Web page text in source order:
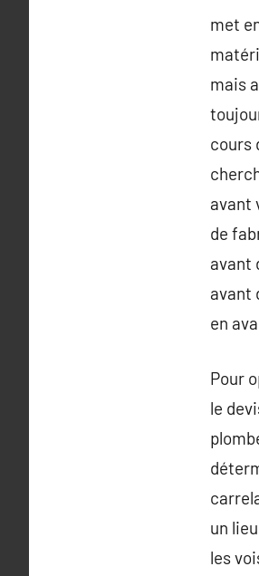
met
mais
cours
avant
de
avant
avant
en
Pour
le
un
les